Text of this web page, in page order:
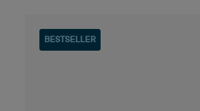
BESTSELLER